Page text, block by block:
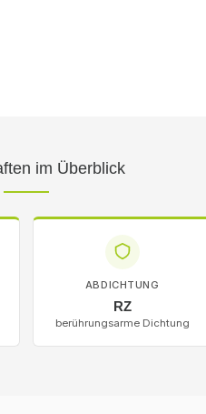
im Überblick
ABDICHTUNG
RZ
berührungsarme Dichtung